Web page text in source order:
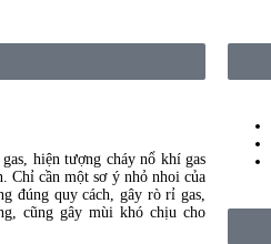
hiện tượng cháy nổ khí gas
Chỉ cần một sơ ý nhỏ nhoi của
đúng quy cách, gây rò rỉ gas,
cũng gây mùi khó chịu cho